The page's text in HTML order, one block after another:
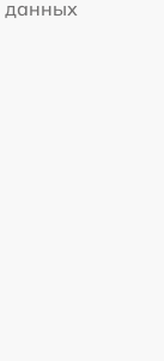
данных